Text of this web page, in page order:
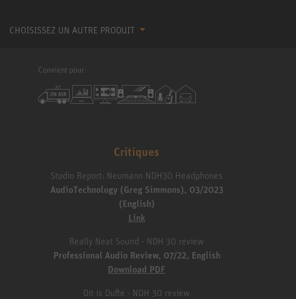
CHOISISSEZ UN AUTRE PRODUIT
Convient pour:
Critiques
Studio Report: Neumann NDH30 Headphones
AudioTechnology (Greg Simmons), 03/2023
(English)
Link
Really Neat Sound - NDH 30 review
Professional Audio Review, 07/22, English
Download PDF
Dit is Dufte - NDH 30 review